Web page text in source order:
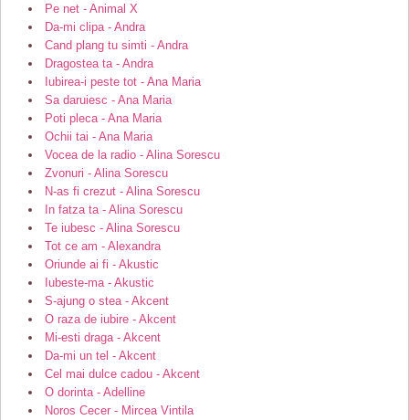
Pe net - Animal X
Da-mi clipa - Andra
Cand plang tu simti - Andra
Dragostea ta - Andra
Iubirea-i peste tot - Ana Maria
Sa daruiesc - Ana Maria
Poti pleca - Ana Maria
Ochii tai - Ana Maria
Vocea de la radio - Alina Sorescu
Zvonuri - Alina Sorescu
N-as fi crezut - Alina Sorescu
In fatza ta - Alina Sorescu
Te iubesc - Alina Sorescu
Tot ce am - Alexandra
Oriunde ai fi - Akustic
Iubeste-ma - Akustic
S-ajung o stea - Akcent
O raza de iubire - Akcent
Mi-esti draga - Akcent
Da-mi un tel - Akcent
Cel mai dulce cadou - Akcent
O dorinta - Adelline
Noros Cecer - Mircea Vintila